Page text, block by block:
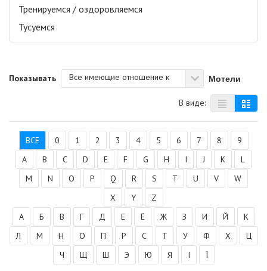
Тренируемся / оздоровляемся
Тусуемся
Показывать Все имеющие отношение к Мотели
В виде:
ВСЕ 0 1 2 3 4 5 6 7 8
9
A
B C D E F G H I J K
L
M
N O P Q R S T U V
W
X
Y
Z
А
Б В Г Д Е Ё Ж З И Й
К
Л
М Н О П Р С Т У Ф Х
Ц
Ч
Щ Ш Э Ю Я І Ї